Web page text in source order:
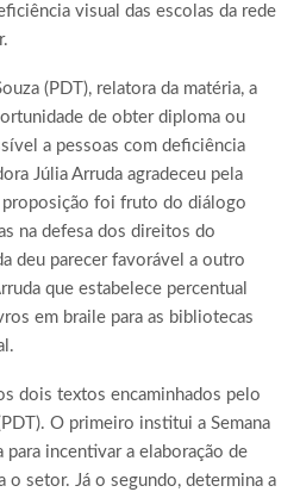
visual das escolas da rede
(PDT), relatora da matéria, a
de obter diploma ou
a pessoas com deficiência
Júlia Arruda agradeceu pela
proposição foi fruto do diálogo
na defesa dos direitos do
deu parecer favorável a outro
que estabelece percentual
em braile para as bibliotecas
dois textos encaminhados pelo
O primeiro institui a Semana
incentivar a elaboração de
o setor. Já o segundo, determina a